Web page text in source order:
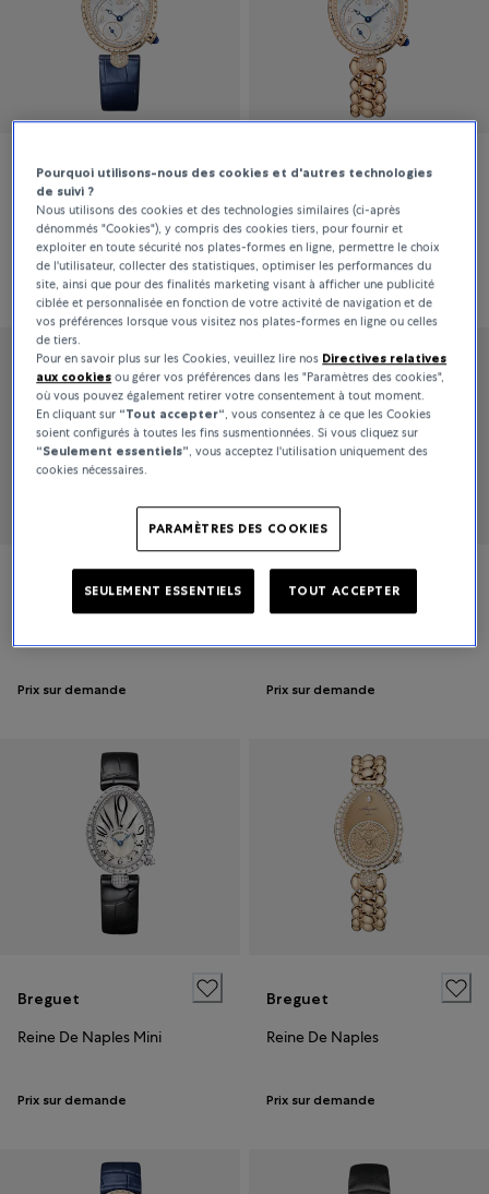
Breguet
Reine De Naples
61 600 €
Breguet
Reine De Naples
Prix sur demande
Prix sur demande
Breguet
Prix sur demande
Breguet
Reine De Naples Mini
Prix sur demande
Breguet
Reine De Naples
Prix sur demande
Pourquoi utilisons-nous des cookies et d'autres technologies
de suivi ?
Nous utilisons des cookies et des technologies similaires (ci-après
dénommés "Cookies"), y compris des cookies tiers, pour fournir et
exploiter en toute sécurité nos plates-formes en ligne, permettre le choix
de l'utilisateur, collecter des statistiques, optimiser les performances du
site, ainsi que pour des finalités marketing visant à afficher une publicité
ciblée et personnalisée en fonction de votre activité de navigation et de
vos préférences lorsque vous visitez nos plates-formes en ligne ou celles
de tiers.
Pour en savoir plus sur les Cookies, veuillez lire nos Directives relatives
aux cookies ou gérer vos préférences dans les "Paramètres des cookies",
où vous pouvez également retirer votre consentement à tout moment.
En cliquant sur “Tout accepter“, vous consentez à ce que les Cookies
soient configurés à toutes les fins susmentionnées. Si vous cliquez sur
“Seulement essentiels”, vous acceptez l'utilisation uniquement des
cookies nécessaires.
PARAMÈTRES DES COOKIES
SEULEMENT ESSENTIELS TOUT ACCEPTER